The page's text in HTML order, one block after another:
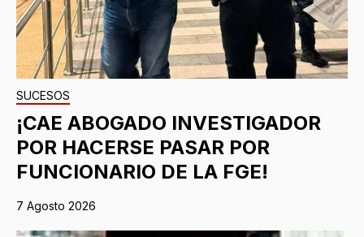
SUCESOS
¡CAE ABOGADO INVESTIGADOR
POR HACERSE PASAR POR
FUNCIONARIO DE LA FGE!
7 Agosto 2026